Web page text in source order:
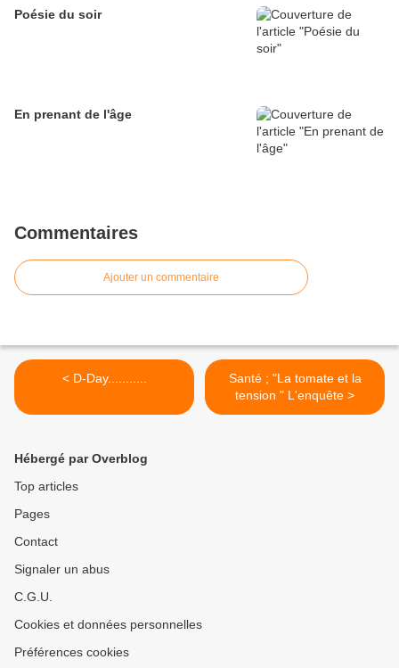
Poésie du soir
En prenant de l'âge
Commentaires
Ajouter un commentaire
< D-Day...........
Santé ; "La tomate et la
tension " L'enquête >
Hébergé par Overblog
Top articles
Pages
Contact
Signaler un abus
C.G.U.
Cookies et données personnelles
Préférences cookies